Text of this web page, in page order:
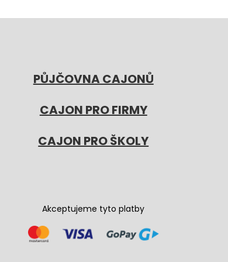
PŮJČOVNA CAJONŮ
CAJON PRO FIRMY
CAJON PRO ŠKOLY
Akceptujeme tyto platby